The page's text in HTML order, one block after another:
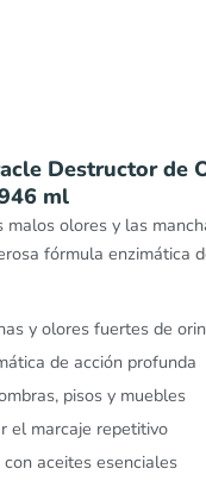
Destructor de
ml
malos olores y las
fórmula enzimática
y olores fuertes de
de acción profunda
pisos y muebles
el marcaje repetitivo
aceites esenciales